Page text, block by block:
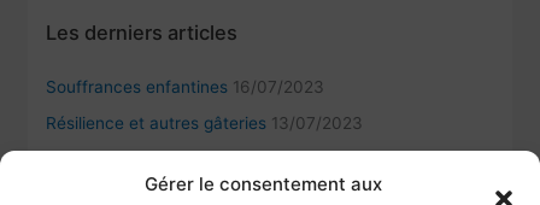
Gérer le consentement aux
Les derniers articles
Souffrances enfantines 16/07/2023
Résilience et autres gâteries 13/07/2023
L’importance de la reconnaissance d’autrui pour les